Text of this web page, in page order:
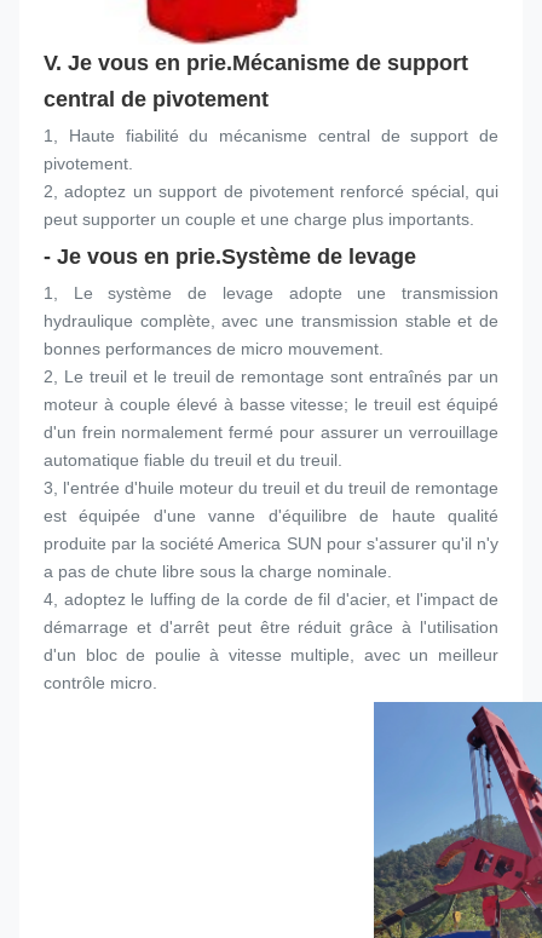
V. Je vous en prie.Mécanisme de support
central de pivotement
1, Haute fiabilité du mécanisme central de support de
pivotement.
2, adoptez un support de pivotement renforcé spécial, qui
peut supporter un couple et une charge plus importants.
- Je vous en prie.Système de levage
1, Le système de levage adopte une transmission
hydraulique complète, avec une transmission stable et de
bonnes performances de micro mouvement.
2, Le treuil et le treuil de remontage sont entraînés par un
moteur à couple élevé à basse vitesse; le treuil est équipé
d'un frein normalement fermé pour assurer un verrouillage
automatique fiable du treuil et du treuil.
3, l'entrée d'huile moteur du treuil et du treuil de remontage
est équipée d'une vanne d'équilibre de haute qualité
produite par la société America SUN pour s'assurer qu'il n'y
a pas de chute libre sous la charge nominale.
4, adoptez le luffing de la corde de fil d'acier, et l'impact de
démarrage et d'arrêt peut être réduit grâce à l'utilisation
d'un bloc de poulie à vitesse multiple, avec un meilleur
contrôle micro.